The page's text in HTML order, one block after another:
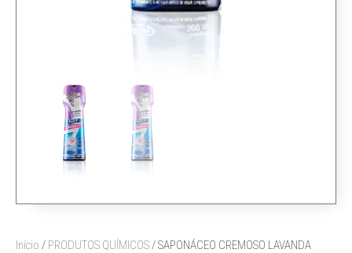
Início / PRODUTOS QUÍMICOS/ SAPONÁCEO CREMOSO LAVANDA